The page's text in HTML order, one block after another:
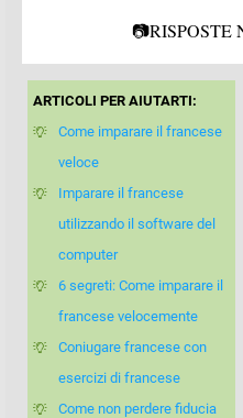
📷RISPOSTE
ARTICOLI PER AIUTARTI:
Come imparare il francese
veloce
Imparare il francese
utilizzando il software del
computer
6 segreti: Come imparare il
francese velocemente
Coniugare francese con
esercizi di francese
Come non perdere fiducia